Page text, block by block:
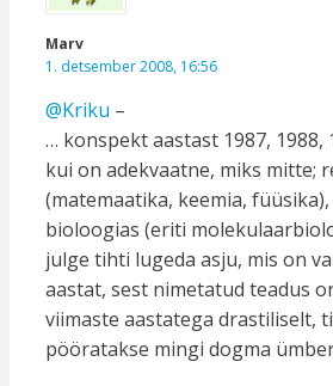
Marv
1. detsember 2008, 16:56
@Kriku –
… konspekt aastast 1987, 1988,
kui on adekvaatne, miks mitte;
(matemaatika, keemia, füüsika),
bioloogias (eriti
julge tihti lugeda asju, mis on
aastat, sest nimetatud teadus
viimaste aastatega drastiliselt,
pööratakse mingi dogma